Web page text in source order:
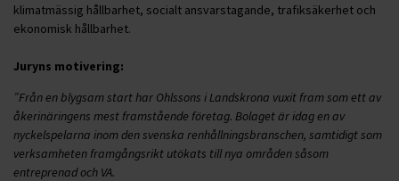
klimatmässig hållbarhet, socialt ansvarstagande, trafiksäkerhet och
ekonomisk hållbarhet.
Juryns motivering:
”Från en blygsam start har Ohlssons i Landskrona vuxit fram som ett av
åkerinäringens mest framstående företag. Bolaget är idag en av
nyckelspelarna inom den svenska renhållningsbranschen, samtidigt som
verksamheten framgångsrikt utökats till nya områden såsom
entreprenad och VA.